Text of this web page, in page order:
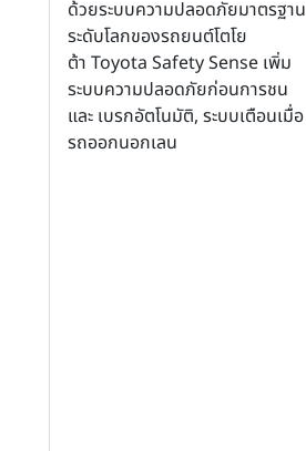
ด้วยระบบความปลอดภัยมาตรฐาน
ระดับโลกของรถยนต์โตโย
ต้า Toyota Safety Sense เพิ่ม
ระบบความปลอดภัยก่อนการชน
และ เบรกอัตโนมัติ, ระบบเตือนเมื่อ
รถออกนอกเลน